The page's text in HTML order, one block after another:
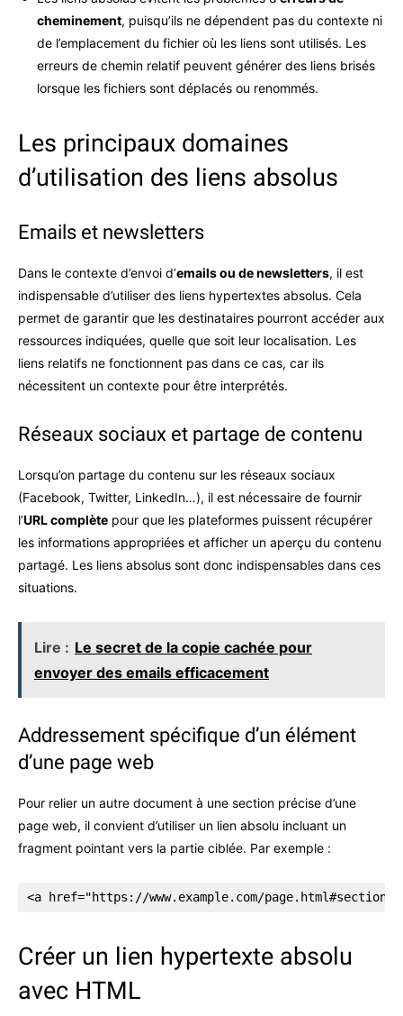
cheminement, puisqu’ils ne dépendent pas du contexte ni
de l’emplacement du fichier où les liens sont utilisés. Les
erreurs de chemin relatif peuvent générer des liens brisés
lorsque les fichiers sont déplacés ou renommés.
Les principaux domaines
d’utilisation des liens absolus
Emails et newsletters
Dans le contexte d’envoi d’emails ou de newsletters, il est
indispensable d’utiliser des liens hypertextes absolus. Cela
permet de garantir que les destinataires pourront accéder aux
ressources indiquées, quelle que soit leur localisation. Les
liens relatifs ne fonctionnent pas dans ce cas, car ils
nécessitent un contexte pour être interprétés.
Réseaux sociaux et partage de contenu
Lorsqu’on partage du contenu sur les réseaux sociaux
(Facebook, Twitter, LinkedIn…), il est nécessaire de fournir
l’URL complète pour que les plateformes puissent récupérer
les informations appropriées et afficher un aperçu du contenu
partagé. Les liens absolus sont donc indispensables dans ces
situations.
Lire : Le secret de la copie cachée pour
envoyer des emails efficacement
Addressement spécifique d’un élément
d’une page web
Pour relier un autre document à une section précise d’une
page web, il convient d’utiliser un lien absolu incluant un
fragment pointant vers la partie ciblée. Par exemple :
<a href="https://www.example.com/
Créer un lien hypertexte absolu
avec HTML